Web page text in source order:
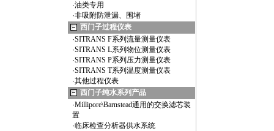
·油类专用
·非吸附防泄漏、围堵
西门子过程仪表
·SITRANS F系列流量测量仪表
·SITRANS L系列物位测量仪表
·SITRANS P系列压力测量仪表
·SITRANS T系列温度测量仪表
·其他过程仪表
西门子纯水系列产品
·Millipore\Barnstead通用的交换滤芯装
置
·临床检查分析器供水系统